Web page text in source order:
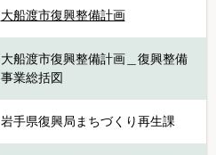
大船渡市復興整備計画
大船渡市復興整備計画＿復興整備
事業総括図
岩手県復興局まちづくり再生課